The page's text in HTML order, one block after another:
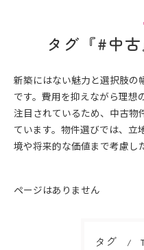
タグ『#中
新築にはない魅力と選択肢の
です。費用を抑えながら理想
注目されているため、中古物
ています。物件選びでは、立
境や将来的な価値まで考慮し
ページはありません
タグ